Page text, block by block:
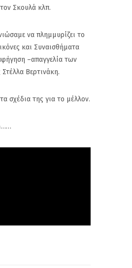
Σκουλά κλπ.
να πλημμυρίζει το
και Συναισθήματα
–απαγγελία των
Βερτινάκη.
σχέδια της για το μέλλον.